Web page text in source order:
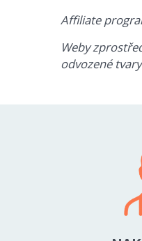
Affiliate
Weby
odvozené